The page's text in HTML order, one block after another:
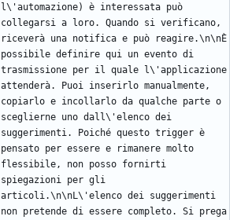
l\'automazione) è interessata può
collegarsi a loro. Quando si verificano,
riceverà una notifica e può reagire.\n\nÈ
possibile definire qui un evento di
trasmissione per il quale l\'applicazione
attenderà. Puoi inserirlo manualmente,
copiarlo e incollarlo da qualche parte o
sceglierne uno dall\'elenco dei
suggerimenti. Poiché questo trigger è
pensato per essere e rimanere molto
flessibile, non posso fornirti
spiegazioni per gli
articoli.\n\nL\'elenco dei suggerimenti
non pretende di essere completo. Si prega